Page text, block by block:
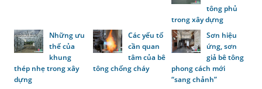
tông phủ
trong xây dựng
Những ưu
thế của
khung
thép nhẹ trong xây
dựng
Các yếu tố
cần quan
tâm của bê
tông chống cháy
Sơn hiệu
ứng, sơn
giả bê tông
phong cách mới
“sang chảnh”